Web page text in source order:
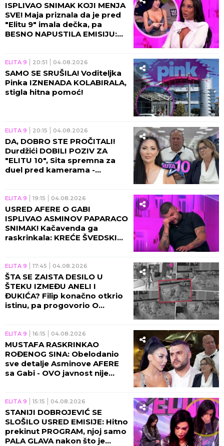
ISPLIVAO SNIMAK KOJI MENJA
SVE! Maja priznala da je pred
"Elitu 9" imala dečka, pa
BESNO NAPUSTILA EMISIJU:
ELITA 9 20:51 04.08.2026
SAMO SE SRUŠILA! Voditeljka
Pinka IZNENADA KOLABIRALA,
stigla hitna pomoć!
ELITA 9 20:15 04.08.2026
DA, DOBRO STE PROČITALI!
Durdžići DOBILI POZIV ZA
"ELITU 10", Sita spremna za
duel pred kamerama -
ELITA 9 19:15 04.08.2026
USRED AFERE O GABI
ISPLIVAO ASMINOV PAPARACO
SNIMAK! Kačavenda ga
raskrinkala: KREĆE ŠVEDSKI
ELITA 9 17:45 04.08.2026
ŠTA SE ZAISTA DESILO U
ŠTEKU IZMEĐU ANELI I
ĐUKIĆA? Filip konačno otkrio
istinu, pa progovorio O
ELITA 9 16:15 04.08.2026
MUSTAFA RASKRINKAO
ROĐENOG SINA: Obelodanio
sve detalje Asminove AFERE
sa Gabi - OVO javnost nije
ELITA 9 15:15 04.08.2026
STANIJI DOBROJEVIĆ SE
SLOŠILO USRED EMISIJE: Hitno
prekinut PROGRAM, njoj samo
PALA GLAVA nakon što je